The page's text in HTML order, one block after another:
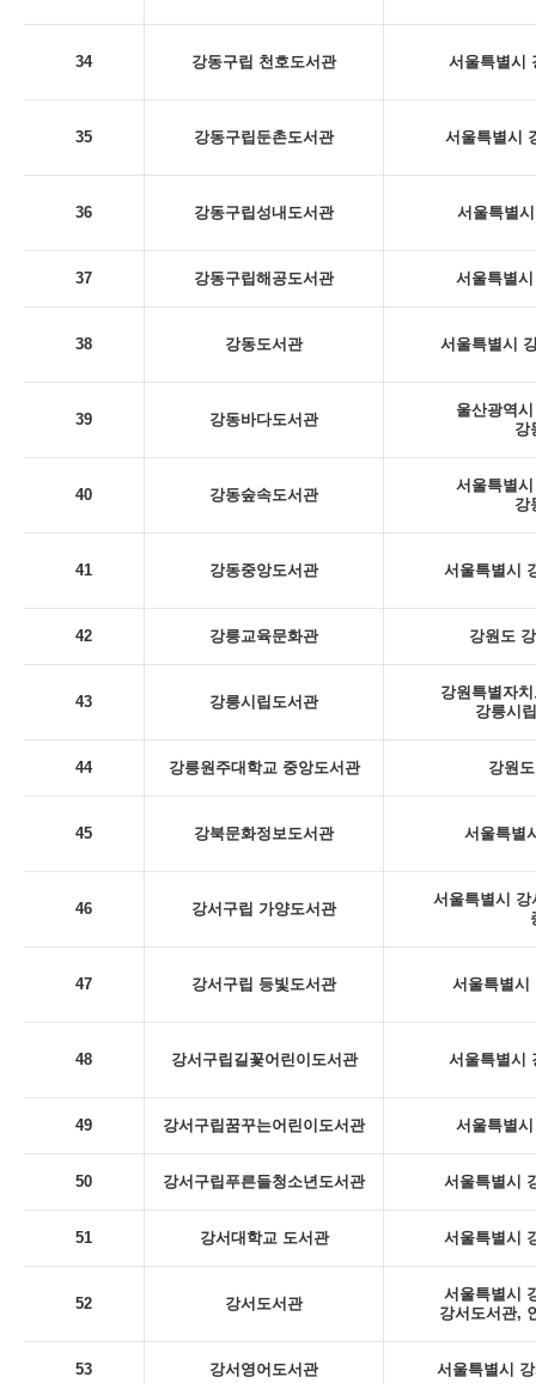
34 강동구립 천호도서관 서울특별시
35 강동구립둔촌도서관 서울특별시
36 강동구립성내도서관 서울특별
37 강동구립해공도서관 서울특별
38 강동도서관 서울특별시
39 강동바다도서관
울산광역
강
40 강동숲속도서관
서울특별
강
41 강동중앙도서관 서울특별시
42 강릉교육문화관 강원도
43 강릉시립도서관
강원특별자
강릉시
44 강릉원주대학교 중앙도서관 강원
45 강북문화정보도서관 서울특별
46 강서구립 가양도서관
서울특별시 강
47 강서구립 등빛도서관 서울특별시
48 강서구립길꽃어린이도서관 서울특별시
49 강서구립꿈꾸는어린이도서관 서울특별
50 강서구립푸른들청소년도서관 서울특별시
51 강서대학교 도서관 서울특별시
52 강서도서관
서울특별시
강서도서관,
53 강서영어도서관 서울특별시